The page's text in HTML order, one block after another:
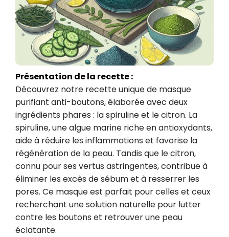
Présentation de la recette :
Découvrez notre recette unique de masque
purifiant anti-boutons, élaborée avec deux
ingrédients phares : la spiruline et le citron. La
spiruline, une algue marine riche en antioxydants,
aide à réduire les inflammations et favorise la
régénération de la peau. Tandis que le citron,
connu pour ses vertus astringentes, contribue à
éliminer les excès de sébum et à resserrer les
pores. Ce masque est parfait pour celles et ceux
recherchant une solution naturelle pour lutter
contre les boutons et retrouver une peau
éclatante.